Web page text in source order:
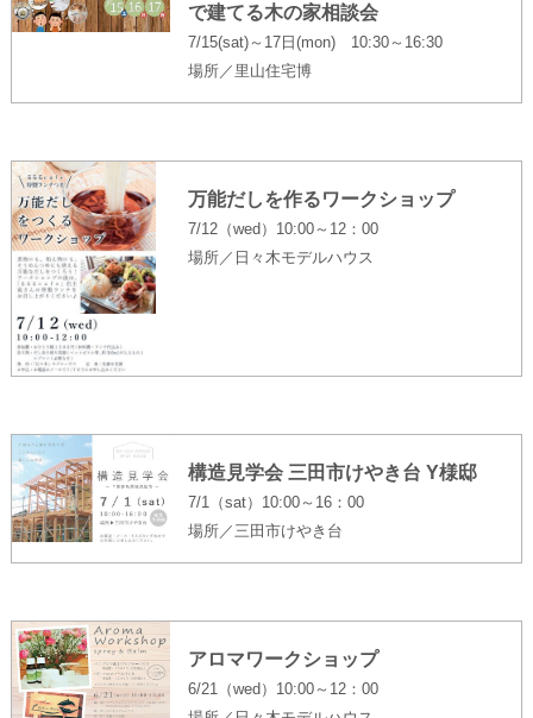
で建てる木の家相談会
7/15(sat)～17日(mon) 10:30～16:30
場所／里山住宅博
万能だしを作るワークショップ
7/12（wed）10:00～12：00
場所／日々木モデルハウス
構造見学会 三田市けやき台 Y様邸
7/1（sat）10:00～16：00
場所／三田市けやき台
アロマワークショップ
6/21（wed）10:00～12：00